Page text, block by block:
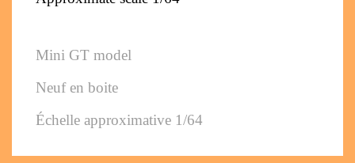
Mini GT model
Neuf en boite
Échelle approximative 1/64